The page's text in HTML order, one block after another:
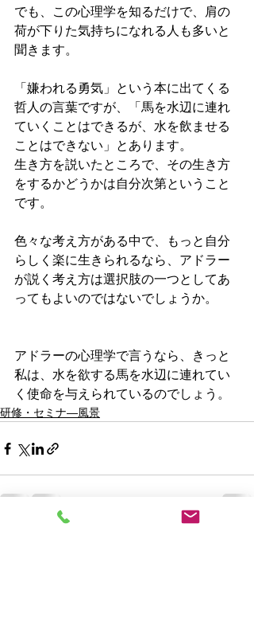
でも、この心理学を知るだけで、肩の
荷が下りた気持ちになれる人も多いと
聞きます。
「嫌われる勇気」という本に出てくる
哲人の言葉ですが、「馬を水辺に連れ
ていくことはできるが、水を飲ませる
ことはできない」とあります。
生き方を説いたところで、その生き方
をするかどうかは自分次第ということ
です。
色々な考え方がある中で、もっと自分
らしく楽に生きられるなら、アドラー
が説く考え方は選択肢の一つとしてあ
ってもよいのではないでしょうか。
アドラーの心理学で言うなら、きっと
私は、水を欲する馬を水辺に連れてい
く使命を与えられているのでしょう。
研修・セミナ―風景